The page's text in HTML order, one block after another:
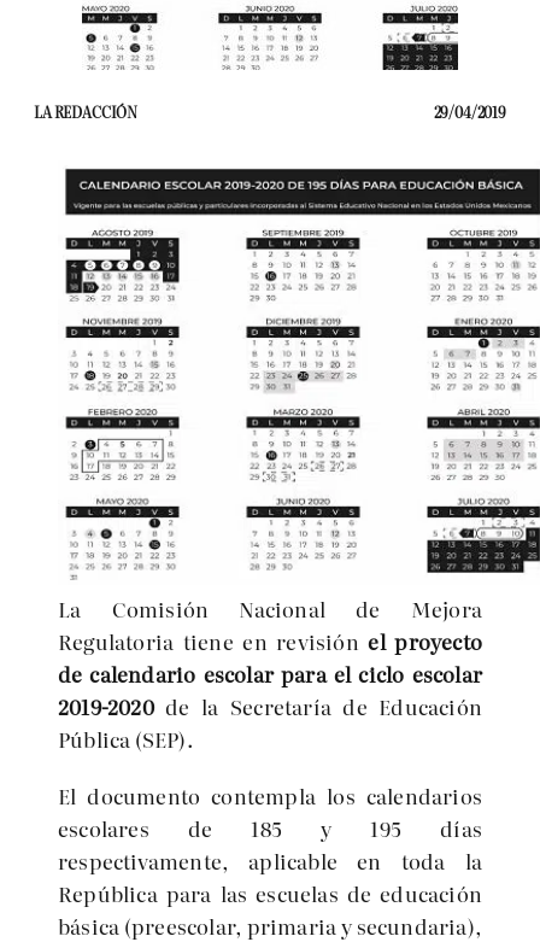
LA REDACCIÓN 29/04/2019
La Comisión Nacional de Mejora
Regulatoria tiene en revisiónel proyecto
de calendario escolar para el ciclo escolar
2019-2020de la Secretaría de Educación
Pública (SEP).
El documento contempla los calendarios
escolares de 185 y 195 días
respectivamente, aplicable en toda la
República para las escuelas de educación
básica (preescolar, primaria y secundaria),